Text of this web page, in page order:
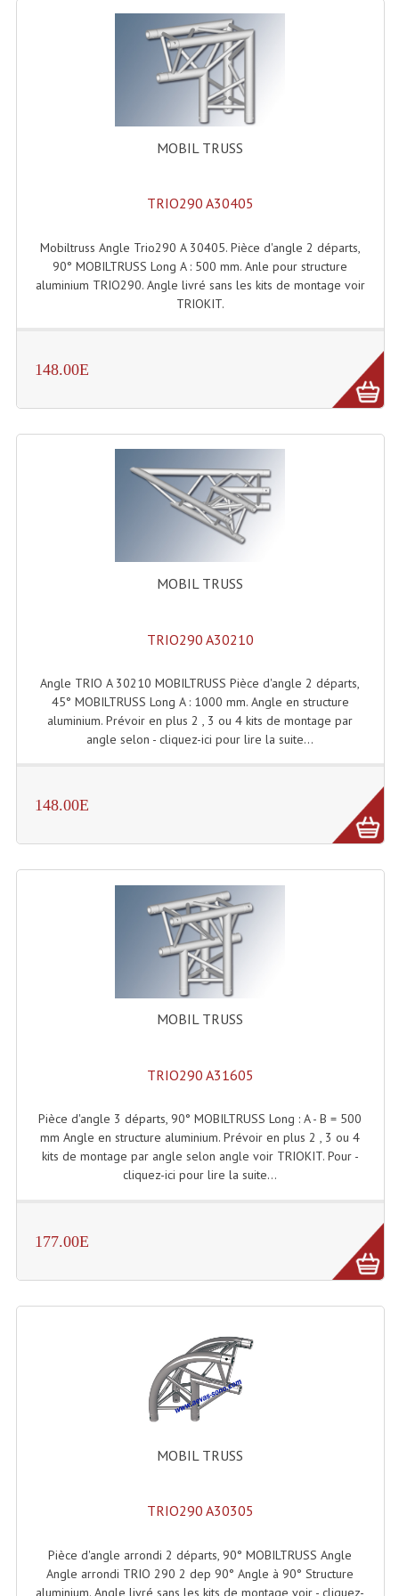
Système Sans Fil In-Ear Monitoring
Table Mixages Et Contrôleurs & Consoles
Tables De Mixage DJ
Consoles Numériques
Consoles Amplifiées
Lumière
Lasers (Effets Volumetriques)
Lasers D'extérieur Multi-Points
Effets Lumineux, Effets Disco
Electronique Commande Light
Blocs De Puissance
Filtres Et Divers
Flexibles Lumineux Leds
Guirlandes Lumineuse
Gyrophares À Leds
Lampes Ampoules
Lampes De Couleurs
Lampes Dichroique
Lampes Théatre
Les Packs Light
Lumières Noire
Lyres
Panneaux, Piste Danse À Leds
Projecteur Extérieur Multifaisceaux
MOBIL TRUSS
TRIO290 A30405
Mobiltruss Angle Trio290 A 30405. Pièce d'angle 2 départs,
90° MOBILTRUSS Long A : 500 mm. Anle pour structure
aluminium TRIO290. Angle livré sans les kits de montage voir
TRIOKIT.
148.00E
MOBIL TRUSS
TRIO290 A30210
Angle TRIO A 30210 MOBILTRUSS Pièce d'angle 2 départs,
45° MOBILTRUSS Long A : 1000 mm. Angle en structure
aluminium. Prévoir en plus 2 , 3 ou 4 kits de montage par
angle selon - cliquez-ici pour lire la suite...
148.00E
MOBIL TRUSS
TRIO290 A31605
Pièce d'angle 3 départs, 90° MOBILTRUSS Long : A - B = 500
mm Angle en structure aluminium. Prévoir en plus 2 , 3 ou 4
kits de montage par angle selon angle voir TRIOKIT. Pour -
cliquez-ici pour lire la suite...
177.00E
MOBIL TRUSS
TRIO290 A30305
Pièce d'angle arrondi 2 départs, 90° MOBILTRUSS Angle
Angle arrondi TRIO 290 2 dep 90° Angle à 90° Structure
aluminium. Angle livré sans les kits de montage voir - cliquez-